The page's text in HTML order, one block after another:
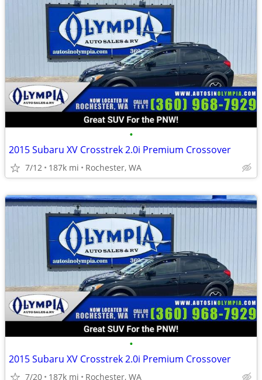
•
2015 Subaru XV Crosstrek 2.0i Premium Crossover
7/12 187k mi Rochester, WA
•
2015 Subaru XV Crosstrek 2.0i Premium Crossover
7/20 187k mi Rochester, WA